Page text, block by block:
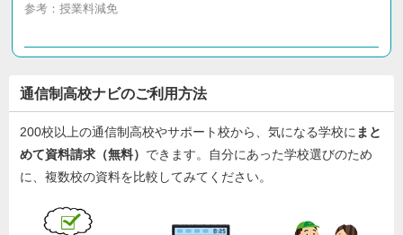
参考： 授業料減免
通信制高校ナビのご利用方法
200校以上の通信制高校やサポート校から、気になる学校に まと
めて資料請求（無料） できます。自分にあった学校選びのため
に、複数校の資料を比較してみてください。